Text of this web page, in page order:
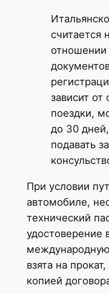
считается
зависит
поездки,
до 30
подавать
При условии
автомобиле,
технический
удостоверение
взята на
копией